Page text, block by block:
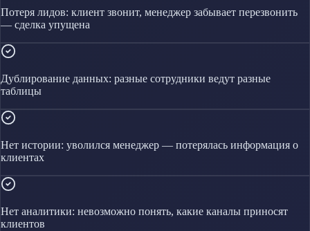
Потеря лидов: клиент звонит, менеджер забывает перезвонить
— сделка упущена
Дублирование данных: разные сотрудники ведут разные
таблицы
Нет истории: уволился менеджер — потерялась информация о
клиентах
Нет аналитики: невозможно понять, какие каналы приносят
клиентов